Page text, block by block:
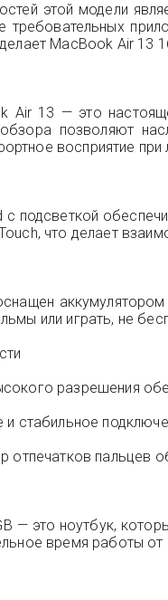
этой модели
требовательных
MacBook Air 13
Air 13 — это
позволяют
восприятие
с подсветкой
что делает
или играть, не
разрешения
стабильное
отпечатков пальцев
— это ноутбук,
время работы